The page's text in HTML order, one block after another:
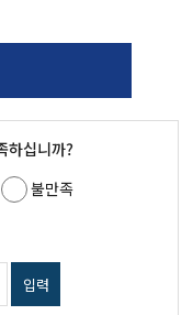
하십니까?
불만족